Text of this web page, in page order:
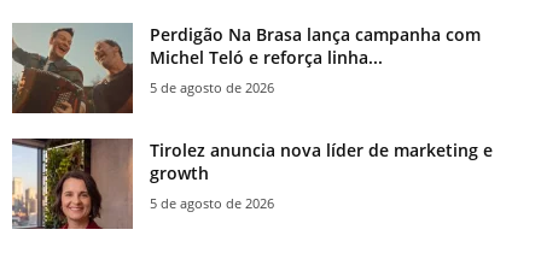
Perdigão Na Brasa lança campanha com
Michel Teló e reforça linha...
5 de agosto de 2026
Tirolez anuncia nova líder de marketing e
growth
5 de agosto de 2026